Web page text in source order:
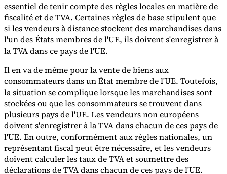
Outils
Calculateur de VAT Calculateur de GSTCalculateur de taxe de
venteVérificateur de numéro de VATSuivi des obligations de
facturation électronique
essentiel de tenir compte des règles locales en matière de
fiscalité et de TVA. Certaines règles de base stipulent que
si les vendeurs à distance stockent des marchandises dans
l'un des États membres de l'UE, ils doivent s'enregistrer à
la TVA dans ce pays de l'UE.
Il en va de même pour la vente de biens aux
consommateurs dans un État membre de l'UE. Toutefois,
la situation se complique lorsque les marchandises sont
stockées ou que les consommateurs se trouvent dans
plusieurs pays de l'UE. Les vendeurs non européens
doivent s'enregistrer à la TVA dans chacun de ces pays de
l'UE. En outre, conformément aux règles nationales, un
représentant fiscal peut être nécessaire, et les vendeurs
doivent calculer les taux de TVA et soumettre des
déclarations de TVA dans chacun de ces pays de l'UE.